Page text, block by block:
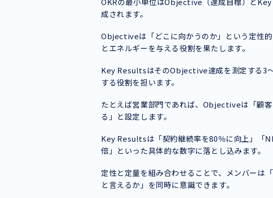
成されます。
Objectiveは「どこに向かうのか」という定性
とエネルギーを与える役割を果たします。
Key ResultsはそのObjective達成を測定する3
する役割を担います。
たとえば営業部門であれば、Objectiveは「顧
る」と設定します。
Key Resultsは「契約継続率を80％に向上」「
倍」といった具体的な数字に落とし込みます。
定性と定量を組み合わせることで、メンバーは
と言えるか」を同時に意識できます。